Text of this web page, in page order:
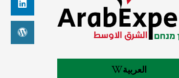
العربية